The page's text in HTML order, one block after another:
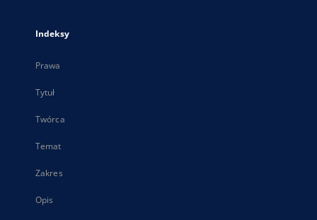
Indeksy
Prawa
Tytuł
Twórca
Temat
Zakres
Opis